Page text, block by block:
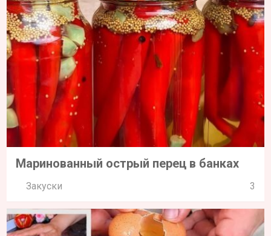
Маринованный острый перец в банках
Закуски 3